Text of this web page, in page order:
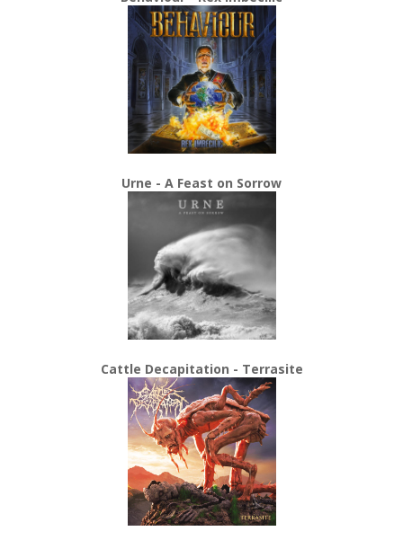
Urne - A Feast on Sorrow
Cattle Decapitation - Terrasite